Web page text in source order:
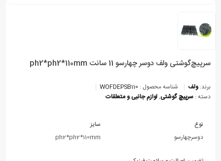
سرپیچ‌گوشتی ولف دوسر چهارسو 11 سانت ph2*ph2*110mm
برند: ولف شناسه محصول : WOFDEPSB110
دسته : سرپیچ گوشتی,لوازم جانبی و متعلقات
نوع
دوسرچهارسو
سایز
ph2*ph2*110mm